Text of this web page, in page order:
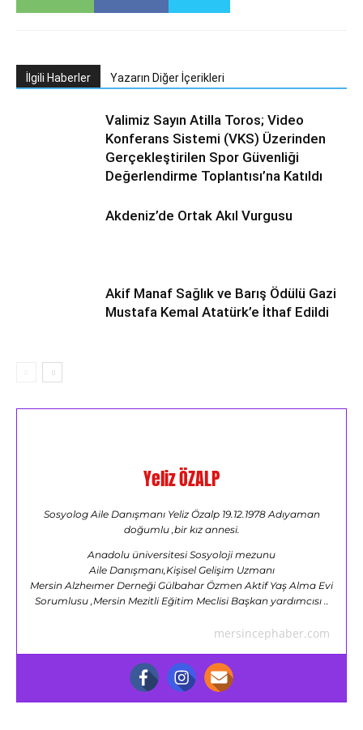
İlgili Haberler Yazarın Diğer İçerikleri
Valimiz Sayın Atilla Toros; Video
Konferans Sistemi (VKS) Üzerinden
Gerçekleştirilen Spor Güvenliği
Değerlendirme Toplantısı’na Katıldı
Akdeniz’de Ortak Akıl Vurgusu
Akif Manaf Sağlık ve Barış Ödülü Gazi
Mustafa Kemal Atatürk’e İthaf Edildi
Yeliz ÖZALP
Sosyolog Aile Danışmanı Yeliz Özalp 19.12.1978 Adıyaman
doğumlu ,bir kız annesi.
Anadolu üniversitesi Sosyoloji mezunu
Aile Danışmanı,Kişisel Gelişim Uzmanı
Mersin Alzheımer Derneği Gülbahar Özmen Aktif Yaş Alma Evi
Sorumlusu ,Mersin Mezitli Eğitim Meclisi Başkan yardımcısı ..
mersincephaber.com